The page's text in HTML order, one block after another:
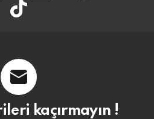
kaçırmayın !